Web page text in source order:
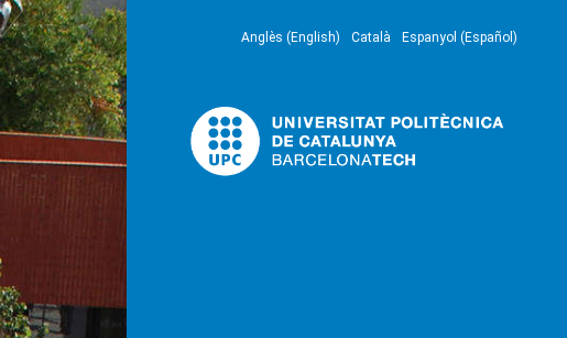
Anglès (English) Català Espanyol (Español)